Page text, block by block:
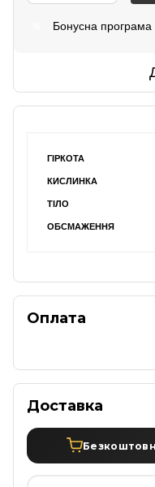
Бонусна програма
ГІРКОТА
КИСЛИНКА
ТІЛО
ОБСМАЖЕННЯ
Оплата
Доставка